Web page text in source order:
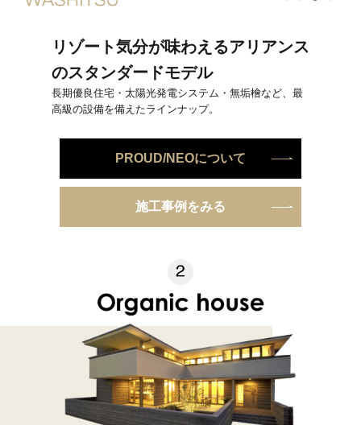
リゾート気分が味わえるアリアンス
のスタンダードモデル
長期優良住宅・太陽光発電システム・無垢檜など、最
高級の設備を備えたラインナップ。
PROUD/NEOについて
施工事例をみる